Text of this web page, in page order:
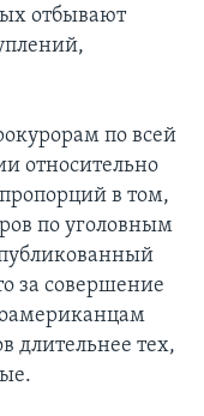
отбывают
по всей
относительно
в том,
по уголовным
за совершение
длительнее тех,